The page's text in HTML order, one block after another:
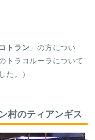
トラン 」の方につい
トラコルーラについて
た。）
村のティアンギス